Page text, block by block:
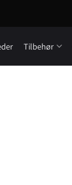
Tilbehør